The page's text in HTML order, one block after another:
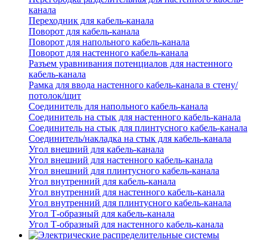
канала
Переходник для кабель-канала
Поворот для кабель-канала
Поворот для напольного кабель-канала
Поворот для настенного кабель-канала
Разъем уравнивания потенциалов для настенного
кабель-канала
Рамка для ввода настенного кабель-канала в стену/
потолок/щит
Соединитель для напольного кабель-канала
Соединитель на стык для настенного кабель-канала
Соединитель на стык для плинтусного кабель-канала
Соединитель/накладка на стык для кабель-канала
Угол внешний для кабель-канала
Угол внешний для настенного кабель-канала
Угол внешний для плинтусного кабель-канала
Угол внутренний для кабель-канала
Угол внутренний для настенного кабель-канала
Угол внутренний для плинтусного кабель-канала
Угол Т-образный для кабель-канала
Угол Т-образный для настенного кабель-канала